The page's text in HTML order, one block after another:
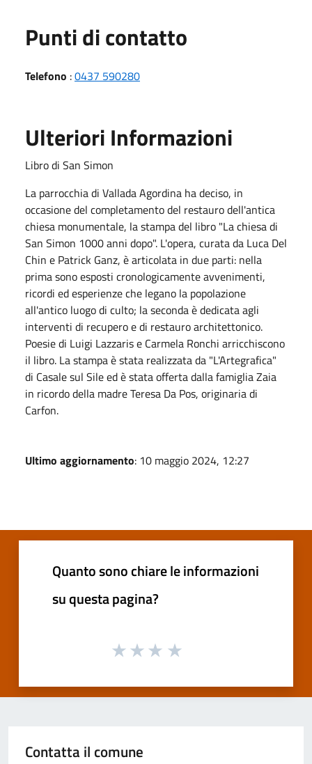
Punti di contatto
Telefono :0437 590280
Ulteriori Informazioni
Libro di San Simon
La parrocchia di Vallada Agordina ha deciso, in
occasione del completamento del restauro dell'antica
chiesa monumentale, la stampa del libro "La chiesa di
San Simon 1000 anni dopo". L'opera, curata da Luca Del
Chin e Patrick Ganz, è articolata in due parti: nella
prima sono esposti cronologicamente avvenimenti,
ricordi ed esperienze che legano la popolazione
all'antico luogo di culto; la seconda è dedicata agli
interventi di recupero e di restauro architettonico.
Poesie di Luigi Lazzaris e Carmela Ronchi arricchiscono
il libro. La stampa è stata realizzata da "L'Artegrafica"
di Casale sul Sile ed è stata offerta dalla famiglia Zaia
in ricordo della madre Teresa Da Pos, originaria di
Carfon.
Ultimo aggiornamento: 10 maggio 2024, 12:27
Quanto sono chiare le informazioni
su questa pagina?
Contatta il comune